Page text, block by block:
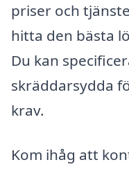
priser och
hitta den bästa
Du kan
skräddarsydda
krav.
Kom ihåg att